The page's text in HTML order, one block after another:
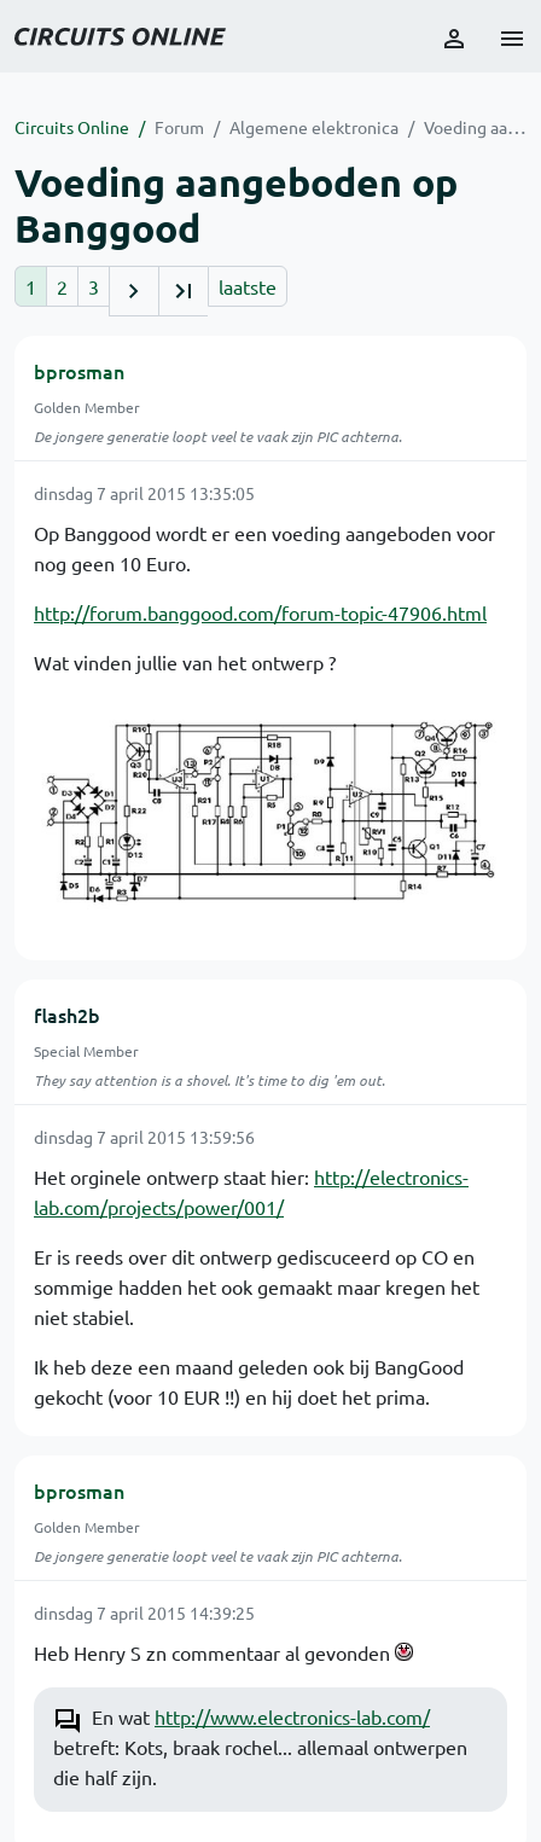
Circuits Online Forum Algemene elektronica Voeding aangeboden op Banggood
Voeding aangeboden op
Banggood
1 2 3 laatste
bprosman
Golden Member
De jongere generatie loopt veel te vaak zijn PIC achterna.
dinsdag 7 april 2015 13:35:05
Op Banggood wordt er een voeding aangeboden voor
nog geen 10 Euro.
http://forum.banggood.com/forum-topic-47906.html
Wat vinden jullie van het ontwerp ?
flash2b
Special Member
They say attention is a shovel. It's time to dig 'em out.
dinsdag 7 april 2015 13:59:56
Het orginele ontwerp staat hier: http://electronics-
lab.com/projects/power/001/
Er is reeds over dit ontwerp gediscuceerd op CO en
sommige hadden het ook gemaakt maar kregen het
niet stabiel.
Ik heb deze een maand geleden ook bij BangGood
gekocht (voor 10 EUR !!) en hij doet het prima.
bprosman
Golden Member
De jongere generatie loopt veel te vaak zijn PIC achterna.
dinsdag 7 april 2015 14:39:25
Heb Henry S zn commentaar al gevonden
En wat http://www.electronics-lab.com/
betreft: Kots, braak rochel... allemaal ontwerpen
die half zijn.